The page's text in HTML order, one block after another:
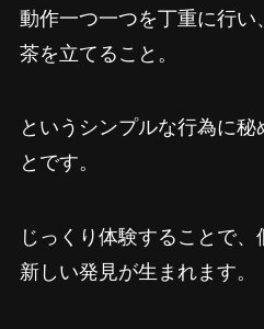
動作一つ一つを丁重に行
茶を立てること。
というシンプルな行為に
とです。
じっくり体験することで
新しい発見が生まれます。